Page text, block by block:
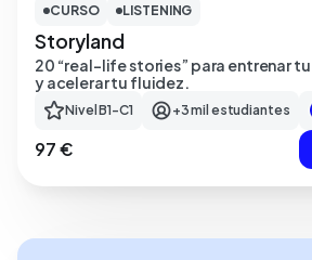
CURSO LISTENING
Storyland
20 “real-life stories” para entrenar
y acelerar tu fluidez.
Nivel B1-C1 +3 mil estudiantes
97 €